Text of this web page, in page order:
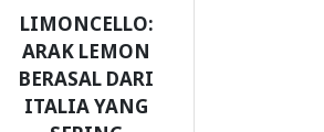
LIMONCELLO:
ARAK LEMON
BERASAL DARI
ITALIA YANG